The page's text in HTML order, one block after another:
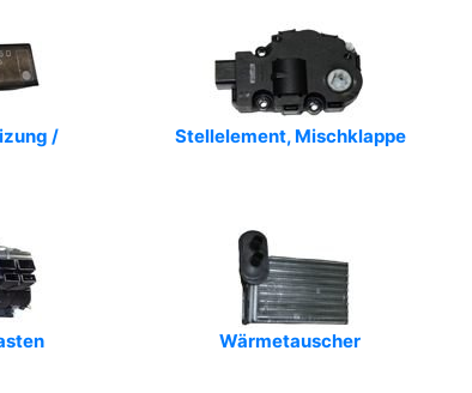
/
Stellelement, Mischklappe
Wärmetauscher